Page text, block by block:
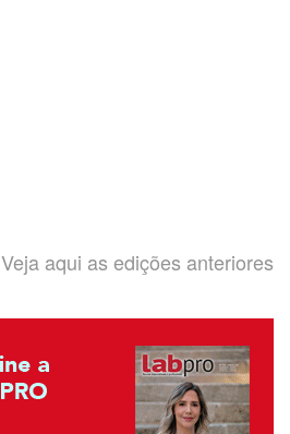
Veja aqui as edições anteriores